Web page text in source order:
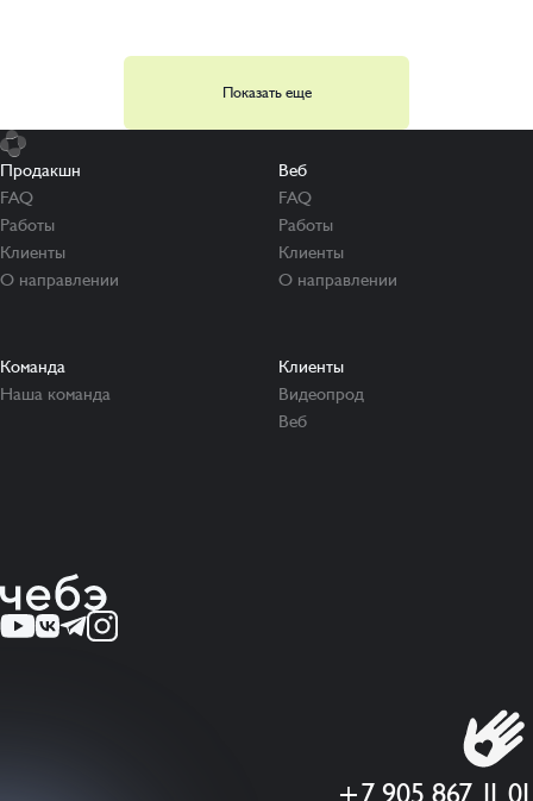
Показать еще
Продакшн
FAQ
Работы
Клиенты
О направлении
Веб
FAQ
Работы
Клиенты
О направлении
Команда
Наша команда
Клиенты
Видеопрод
Веб